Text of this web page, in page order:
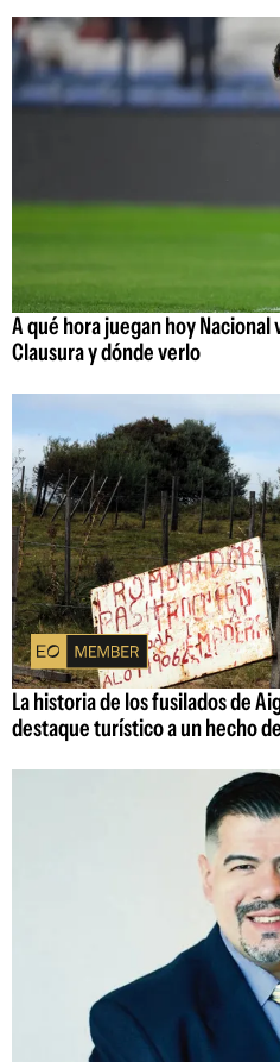
A qué hora juegan hoy Nacional
Clausura y dónde verlo
La historia de los fusilados de
destaque turístico a un hecho